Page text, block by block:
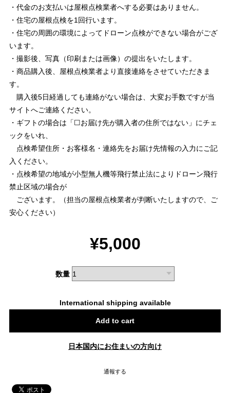
・代金のお支払いは屋根点検業者へする必要はありません。
・住宅の屋根点検を1回行います。
・住宅の周囲の環境によってドローン点検ができない場合がござ
います。
・撮影後、写真（印刷または画像）の提出をいたします。
・商品購入後、屋根点検業者より直接連絡をさせていただきま
す。
購入後5日経過しても連絡がない場合は、大変お手数ですが当
サイトへご連絡ください。
・ギフトの場合は「☐お届け先が購入者の住所ではない」にチェ
ックをいれ、
点検希望住所・お客様名・連絡先をお届け先情報の入力にご記
入ください。
・点検希望の地域が小型無人機等飛行禁止法によりドローン飛行
禁止区域の場合が
ございます。（担当の屋根点検業者が判断いたしますので、ご
安心ください）
¥5,000
数量
International shipping available
Add to cart
日本国内にお住まいの方向け
通報する